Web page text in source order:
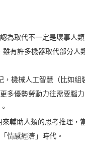
為取代不一定是壞事人
有許多機器取代部分
機械人工智慧（比如
多優勢勞動力往需要腦
輔助人類的思考推理
情感經濟」時代。